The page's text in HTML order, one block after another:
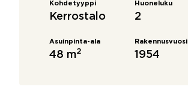
Kohdetyyppi
Kerrostalo
Huoneluku
2
Asuinpinta-ala
48 m2
Rakennusvuosi
1954